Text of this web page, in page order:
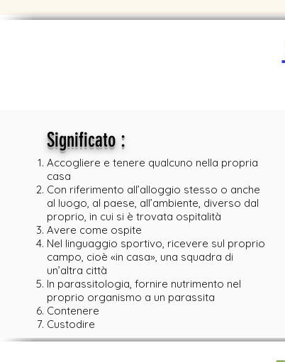
Significato:
Accogliere e tenere qualcuno nella propria
casa
Con riferimento all’alloggio stesso o anche
al luogo, al paese, all’ambiente, diverso dal
proprio, in cui si è trovata ospitalità
Avere come ospite
Nel linguaggio sportivo, ricevere sul proprio
campo, cioè «in casa», una squadra di
un’altra città
In parassitologia, fornire nutrimento nel
proprio organismo a un parassita
Contenere
Custodire